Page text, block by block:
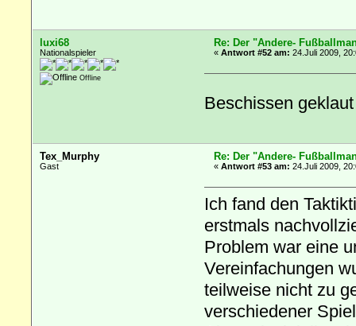
luxi68
Nationalspieler
Offline
Re: Der "Andere-
«Antwort #52 am: 24.Juli 2009,
Beschissen
Tex_Murphy
Gast
Re: Der "Andere-
«Antwort #53 am: 24.Juli 2009,
Ich fand den
erstmals
Problem war eine
Vereinfachungen
teilweise nicht zu
verschiedener